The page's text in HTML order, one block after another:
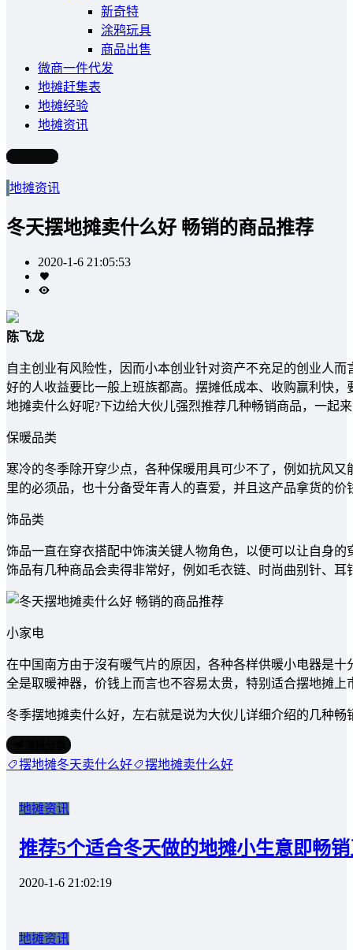
新奇特
涂鸦玩具
商品出售
微商一件代发
地摊赶集表
地摊经验
地摊资讯
写文章
地摊资讯
冬天摆地摊卖什么好 畅销的商品推荐
2020-1-6 21:05:53
陈飞龙
自主创业有风险性，因而小本创业针对资产不充足的创业人
好的人收益要比一般上班族都高。摆摊低成本、收购赢利快
地摊卖什么好呢?下边给大伙儿强烈推荐几种畅销商品，一起
保暖品类
寒冷的冬季除开穿少点，各种保暖用具可少不了，例如抗风
里的必须品，也十分备受年青人的喜爱，并且这产品拿货的价
饰品类
饰品一直在穿衣搭配中饰演关键人物角色，以便可以让自身
饰品有几种商品会卖得非常好，例如毛衣链、时尚曲别针、
小家电
在中国南方由于沒有暖气片的原因，各种各样供暖小电器是
全是取暖神器，价钱上而言也不容易太贵，特别适合摆地摊上
冬季摆地摊卖什么好，左右就是说为大伙儿详细介绍的几种
摆地摊冬天卖什么好 摆地摊卖什么好
地摊资讯
推荐5个适合冬天做的地摊小生意即畅
2020-1-6 21:02:19
地摊资讯